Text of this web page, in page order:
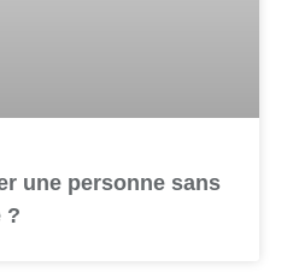
une personne sans
?